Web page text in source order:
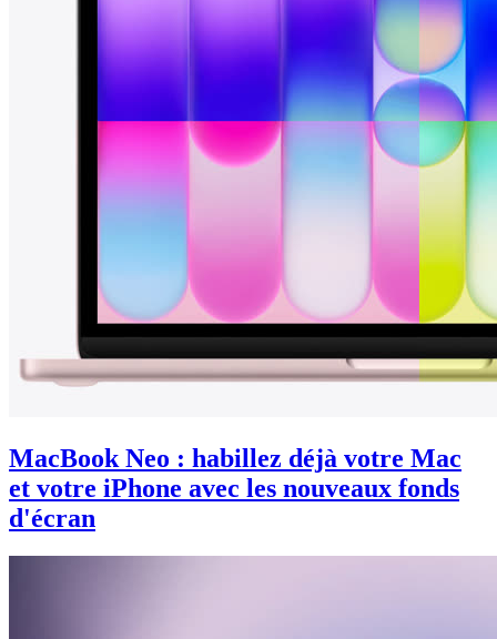
MacBook Neo : habillez déjà votre Mac
et votre iPhone avec les nouveaux fonds
d'écran